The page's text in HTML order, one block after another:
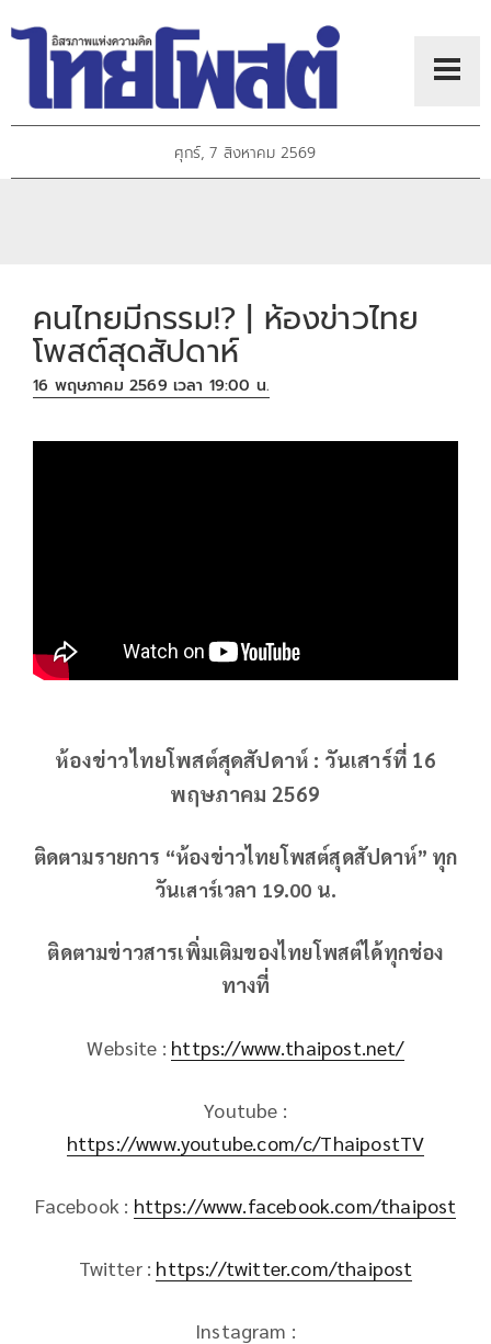
ศุกร์, 7 สิงหาคม 2569
คนไทยมีกรรม!? | ห้องข่าวไทย
โพสต์สุดสัปดาห์
16 พฤษภาคม 2569 เวลา 19:00 น.
ห้องข่าวไทยโพสต์สุดสัปดาห์ : วันเสาร์ที่ 16
พฤษภาคม 2569
ติดตามรายการ “ห้องข่าวไทยโพสต์สุดสัปดาห์” ทุก
วันเสาร์เวลา 19.00 น.
ติดตามข่าวสารเพิ่มเติมของไทยโพสต์ได้ทุกช่อง
ทางที่
Website : https://www.thaipost.net/
Youtube :
https://www.youtube.com/c/ThaipostTV
Facebook : https://www.facebook.com/thaipost
Twitter : https://twitter.com/thaipost
Instagram :